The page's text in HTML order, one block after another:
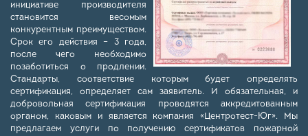
инициативе производителя
становится весомым
конкурентным преимуществом.
Срок его действия – 3 года,
после чего необходимо
позаботиться о продлении.
Стандарты, соответствие которым будет определять
сертификация, определяет сам заявитель. И обязательная, и
добровольная сертификация проводятся аккредитованным
органом, каковым и является компания «Центротест-Юг». Мы
предлагаем услуги по получению сертификатов пожарной